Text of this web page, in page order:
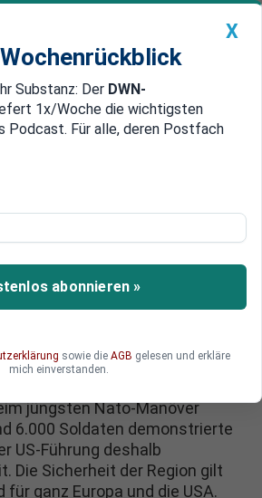
DWN: Geldanlage Premium
DWN-Magazin China
im Norden?
Russland in der
potenteren und
jüngsten Nato-Manöver
6.000 Soldaten demonstrierte
US-Führung deshalb
Die Sicherheit der Region gilt
ganz Europa und die USA.
X
Substanz: Der DWN-
1x/Woche die wichtigsten
Podcast. Für alle, deren Postfach
abonnieren »
sowie die AGB gelesen und erkläre
mich einverstanden.